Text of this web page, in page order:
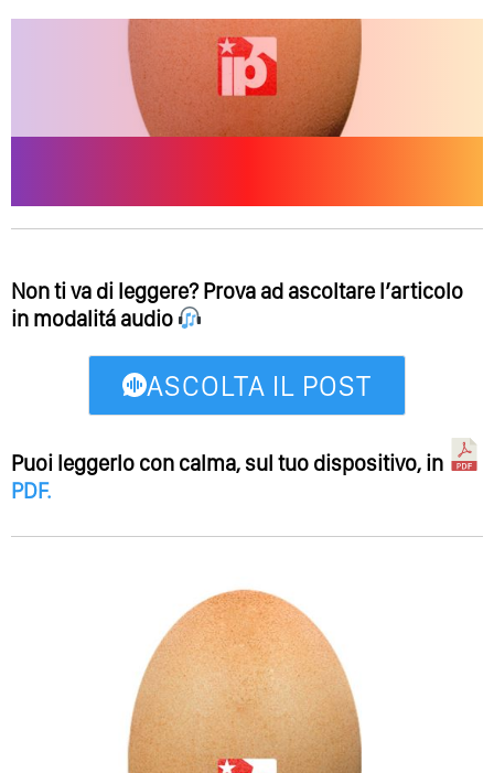
Non ti va di leggere? Prova ad ascoltare l’articolo
in modalitá audio
ASCOLTA IL POST
Puoi leggerlo con calma, sul tuo dispositivo, in
PDF.